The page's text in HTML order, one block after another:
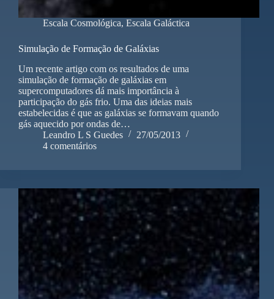
Escala Cosmológica, Escala Galáctica
Simulação de Formação de Galáxias
Um recente artigo com os resultados de uma
simulação de formação de galáxias em
supercomputadores dá mais importância à
participação do gás frio. Uma das ideias mais
estabelecidas é que as galáxias se formavam quando
gás aquecido por ondas de…
Leandro L S Guedes
27/05/2013
4 comentários